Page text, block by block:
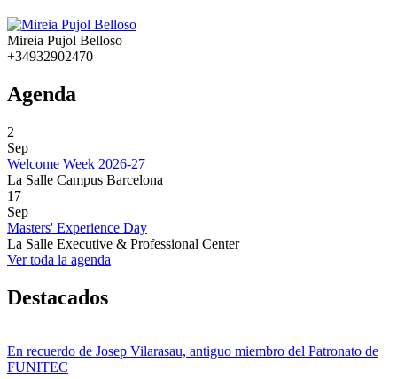
Mireia Pujol Belloso
+34932902470
Agenda
2
Sep
Welcome Week 2026-27
La Salle Campus Barcelona
17
Sep
Masters' Experience Day
La Salle Executive & Professional Center
Ver toda la agenda
Destacados
En recuerdo de Josep Vilarasau, antiguo miembro del Patronato de
FUNITEC